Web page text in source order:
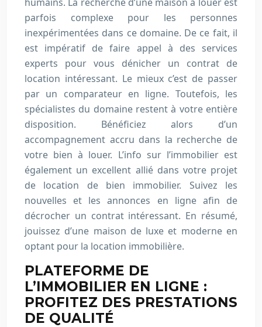
parfois complexe pour les personnes
inexpérimentées dans ce domaine. De ce fait, il
est impératif de faire appel à des services
experts pour vous dénicher un contrat de
location intéressant. Le mieux c’est de passer
par un comparateur en ligne. Toutefois, les
spécialistes du domaine restent à votre entière
disposition. Bénéficiez alors d’un
accompagnement accru dans la recherche de
votre bien à louer. L’info sur l’immobilier est
également un excellent allié dans votre projet
de location de bien immobilier. Suivez les
nouvelles et les annonces en ligne afin de
décrocher un contrat intéressant. En résumé,
jouissez d’une maison de luxe et moderne en
optant pour la location immobilière.
PLATEFORME DE
L’IMMOBILIER EN LIGNE :
PROFITEZ DES PRESTATIONS
DE QUALITÉ